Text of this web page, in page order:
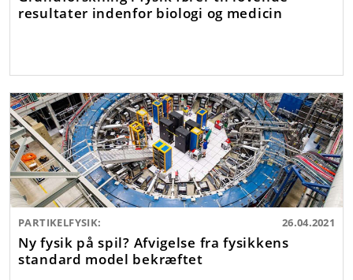
resultater indenfor biologi og medicin
PARTIKELFYSIK: 26.04.2021
Ny fysik på spil? Afvigelse fra fysikkens
standard model bekræftet